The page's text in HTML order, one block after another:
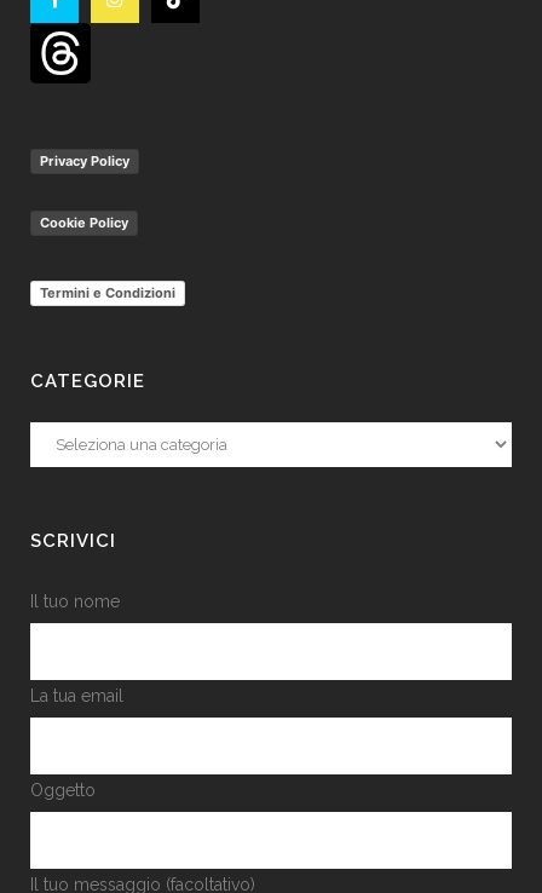
Privacy Policy
Cookie Policy
Termini e Condizioni
CATEGORIE
Categorie
SCRIVICI
Il tuo nome
La tua email
Oggetto
Il tuo messaggio (facoltativo)